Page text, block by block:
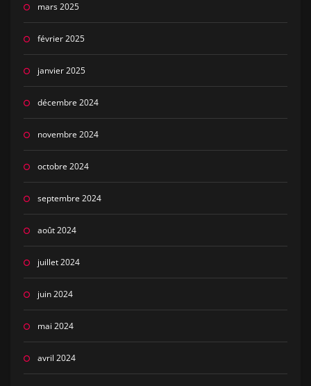
mars 2025
février 2025
janvier 2025
décembre 2024
novembre 2024
octobre 2024
septembre 2024
août 2024
juillet 2024
juin 2024
mai 2024
avril 2024